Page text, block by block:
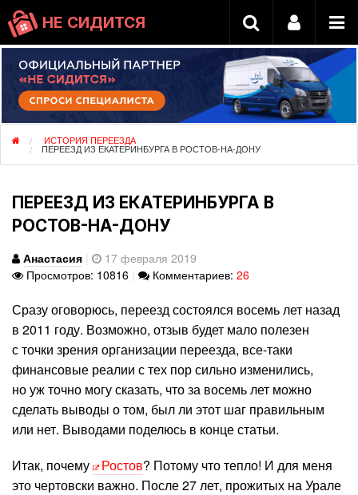
НЕ СИДИТСЯ
ИСТОРИЯ ПЕРЕЕЗДА
ПЕРЕЕЗД ИЗ ЕКАТЕРИНБУРГА В РОСТОВ-НА-ДОНУ
ПЕРЕЕЗД ИЗ ЕКАТЕРИНБУРГА В
РОСТОВ-НА-ДОНУ
Анастасия
17 февраля 2019
Просмотров: 10816
Комментариев: 26
Сразу оговорюсь, переезд состоялся восемь лет назад
в 2011 году. Возможно, отзыв будет мало полезен
с точки зрения организации переезда, все-таки
финансовые реалии с тех пор сильно изменились,
но уж точно могу сказать, что за восемь лет можно
сделать выводы о том, был ли этот шаг правильным
или нет. Выводами поделюсь в конце статьи.
Итак, почему
Ростов? Потому что тепло! И для меня
это чертовски важно. После 27 лет, прожитых на Урале